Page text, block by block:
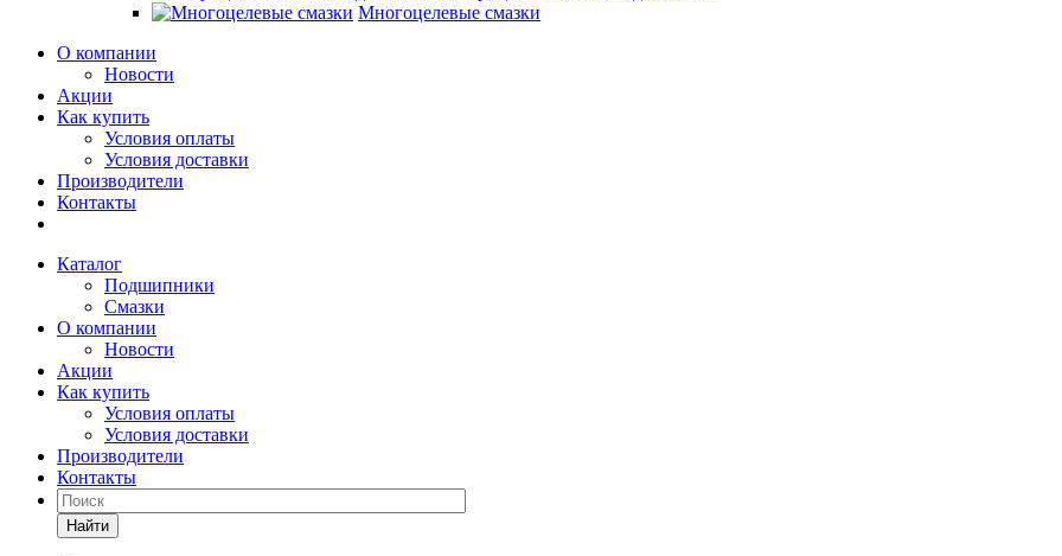
Многоцелевые смазки
О компании
Новости
Акции
Как купить
Условия оплаты
Условия доставки
Производители
Контакты
Каталог
Подшипники
Смазки
О компании
Новости
Акции
Как купить
Условия оплаты
Условия доставки
Производители
Контакты
Найти